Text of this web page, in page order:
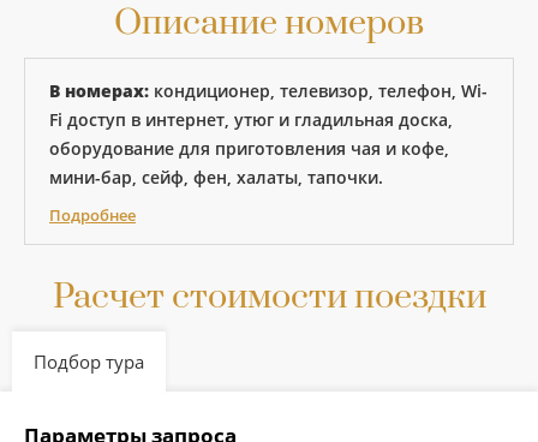
Описание номеров
В номерах: кондиционер, телевизор, телефон, Wi-
Fi доступ в интернет, утюг и гладильная доска,
оборудование для приготовления чая и кофе,
мини-бар, сейф, фен, халаты, тапочки.
Подробнее
Расчет стоимости поездки
Подбор тура
Параметры запроса